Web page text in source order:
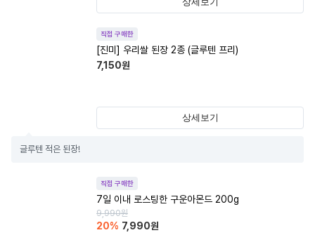
직접 구매한
[진미] 우리쌀 된장 2종 (글루텐 프리)
7,150원
상세보기
글루텐 적은 된장!
직접 구매한
7일 이내 로스팅한 구운아몬드 200g
9,990원
20% 7,990원